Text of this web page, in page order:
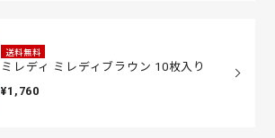
送料無料
ミレディ ミレディブラウン 10枚入り
¥1,760